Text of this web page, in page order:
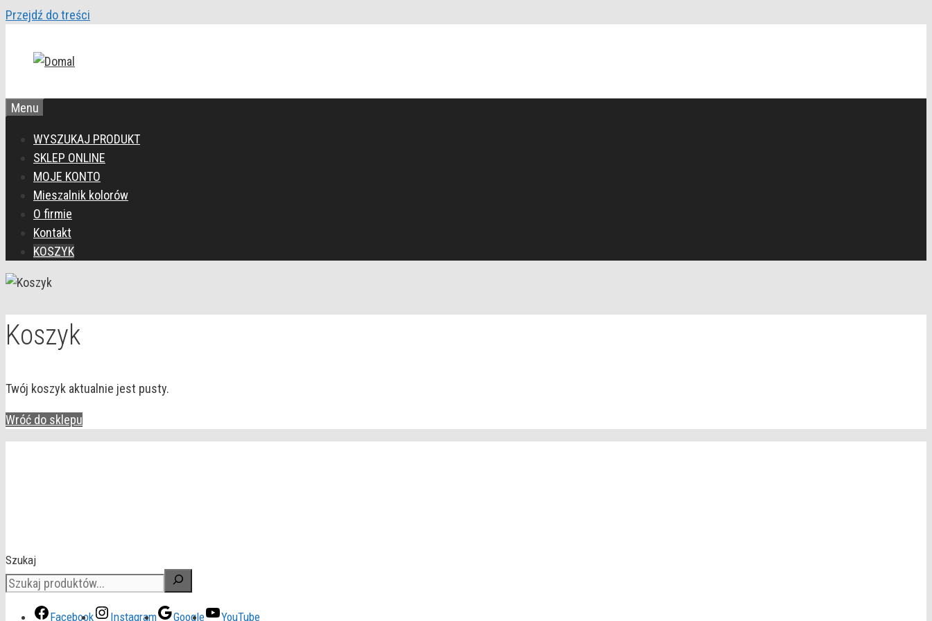
Przejdź do treści
Menu
WYSZUKAJ PRODUKT
SKLEP ONLINE
MOJE KONTO
Mieszalnik kolorów
O firmie
Kontakt
KOSZYK
Koszyk
Twój koszyk aktualnie jest pusty.
Wróć do sklepu
Szukaj
Facebook Instagram Google YouTube